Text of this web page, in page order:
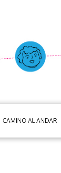
CAMINO AL ANDAR